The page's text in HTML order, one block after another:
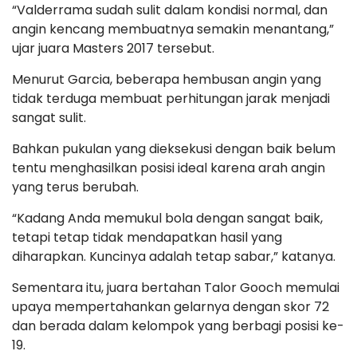
“Valderrama sudah sulit dalam kondisi normal, dan
angin kencang membuatnya semakin menantang,”
ujar juara Masters 2017 tersebut.
Menurut Garcia, beberapa hembusan angin yang
tidak terduga membuat perhitungan jarak menjadi
sangat sulit.
Bahkan pukulan yang dieksekusi dengan baik belum
tentu menghasilkan posisi ideal karena arah angin
yang terus berubah.
“Kadang Anda memukul bola dengan sangat baik,
tetapi tetap tidak mendapatkan hasil yang
diharapkan. Kuncinya adalah tetap sabar,” katanya.
Sementara itu, juara bertahan Talor Gooch memulai
upaya mempertahankan gelarnya dengan skor 72
dan berada dalam kelompok yang berbagi posisi ke-
19.